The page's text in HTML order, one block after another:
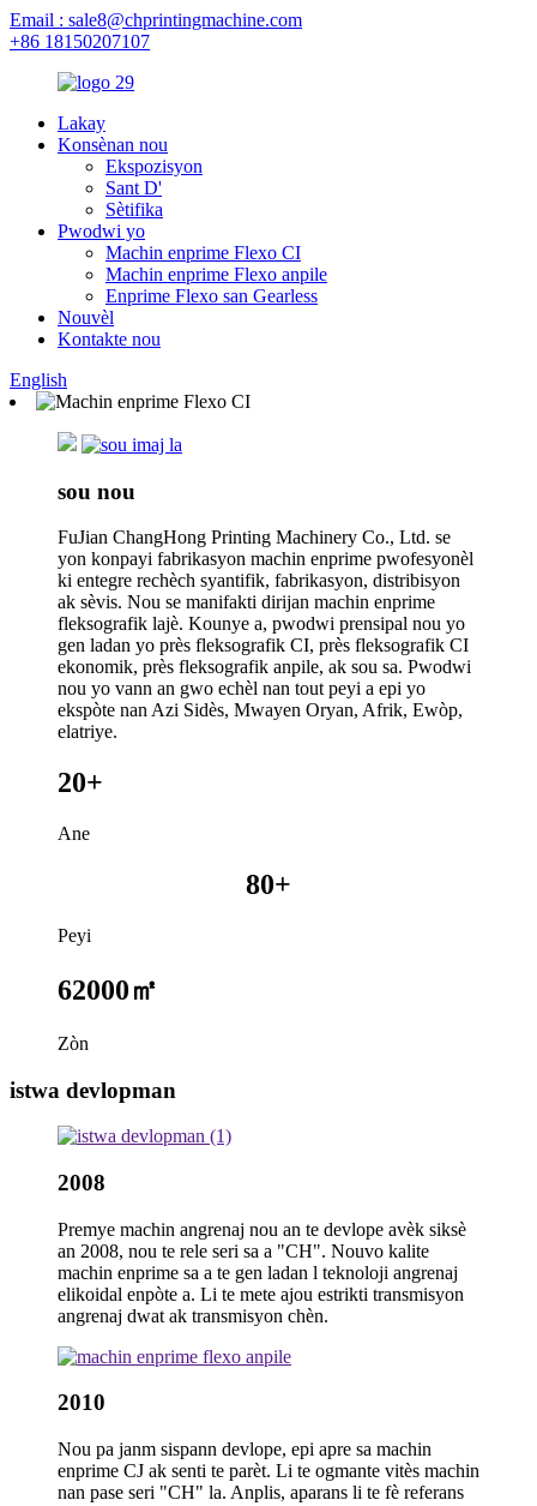
Email : sale8@chprintingmachine.com
+86 18150207107
Lakay
Konsènan nou
Ekspozisyon
Sant D'
Sètifika
Pwodwi yo
Machin enprime Flexo CI
Machin enprime Flexo anpile
Enprime Flexo san Gearless
Nouvèl
Kontakte nou
English
sou nou
FuJian ChangHong Printing Machinery Co., Ltd. se
yon konpayi fabrikasyon machin enprime pwofesyonèl
ki entegre rechèch syantifik, fabrikasyon, distribisyon
ak sèvis. Nou se manifakti dirijan machin enprime
fleksografik lajè. Kounye a, pwodwi prensipal nou yo
gen ladan yo près fleksografik CI, près fleksografik CI
ekonomik, près fleksografik anpile, ak sou sa. Pwodwi
nou yo vann an gwo echèl nan tout peyi a epi yo
ekspòte nan Azi Sidès, Mwayen Oryan, Afrik, Ewòp,
elatriye.
20+
Ane
80+
Peyi
62000㎡
Zòn
istwa devlopman
2008
Premye machin angrenaj nou an te devlope avèk siksè
an 2008, nou te rele seri sa a "CH". Nouvo kalite
machin enprime sa a te gen ladan l teknoloji angrenaj
elikoidal enpòte a. Li te mete ajou estrikti transmisyon
angrenaj dwat ak transmisyon chèn.
2010
Nou pa janm sispann devlope, epi apre sa machin
enprime CJ ak senti te parèt. Li te ogmante vitès machin
nan pase seri "CH" la. Anplis, aparans li te fè referans